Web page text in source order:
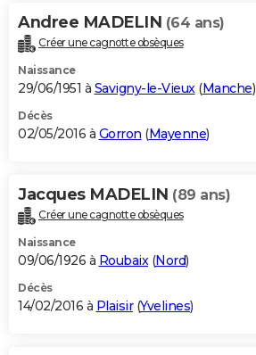
Andree MADELIN (64 ans)
Créer une cagnotte obsèques
Naissance
29/06/1951 à Savigny-le-Vieux(Manche)
Décès
02/05/2016 à Gorron (Mayenne)
Jacques MADELIN (89 ans)
Créer une cagnotte obsèques
Naissance
09/06/1926 à Roubaix(Nord)
Décès
14/02/2016 à Plaisir(Yvelines)